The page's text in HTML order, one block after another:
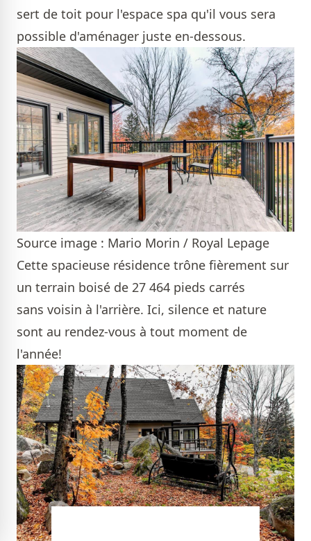
sert de toit pour l'espace spa qu'il vous sera
possible d'aménager juste en-dessous.
Source image : Mario Morin / Royal Lepage
Cette spacieuse résidence trône fièrement sur
un terrain boisé de 27 464 pieds carrés
sans voisin à l'arrière. Ici, silence et nature
sont au rendez-vous à tout moment de
l'année!